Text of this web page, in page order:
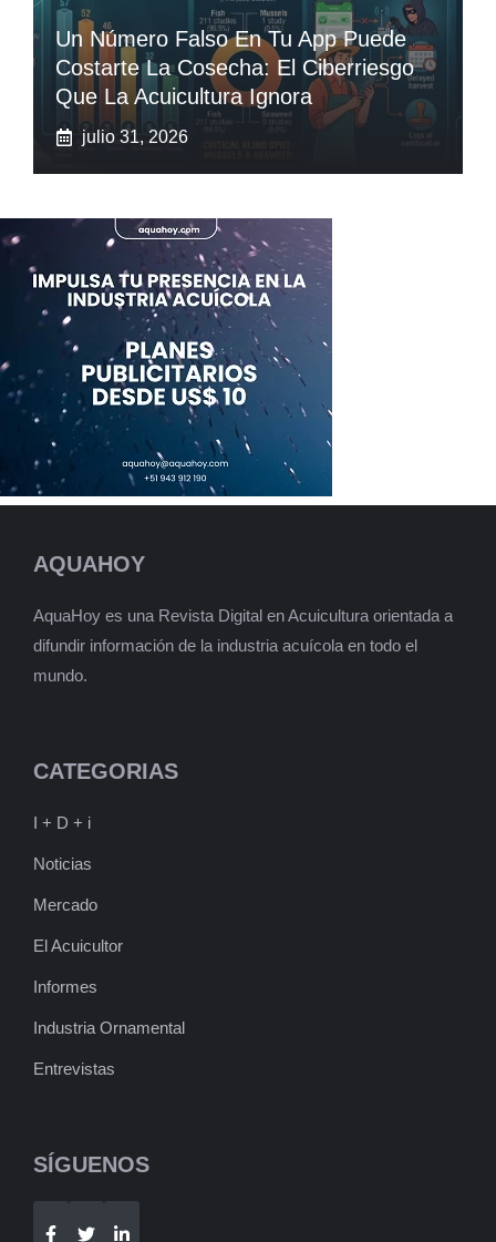
Un Número Falso En Tu App Puede
Costarte La Cosecha: El Ciberriesgo
Que La Acuicultura Ignora
julio 31, 2026
AQUAHOY
AquaHoy es una Revista Digital en Acuicultura orientada a
difundir información de la industria acuícola en todo el
mundo.
CATEGORIAS
I + D + i
Noticias
Mercado
El Acuicultor
Informes
Industria Ornamental
Entrevistas
SÍGUENOS